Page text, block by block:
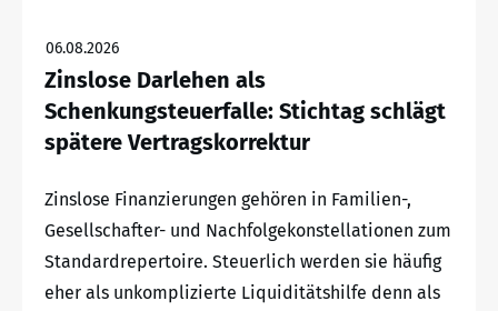
06.08.2026
Zinslose Darlehen als
Schenkungsteuerfalle: Stichtag schlägt
spätere Vertragskorrektur
Zinslose Finanzierungen gehören in Familien-,
Gesellschafter- und Nachfolgekonstellationen zum
Standardrepertoire. Steuerlich werden sie häufig
eher als unkomplizierte Liquiditätshilfe denn als